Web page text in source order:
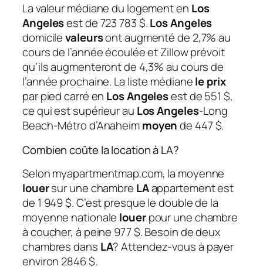
La valeur médiane du logement en Los
Angelesest de 723 783 $.Los Angeles
domicilevaleursont augmenté de 2,7% au
cours de l’année écoulée et Zillow prévoit
qu’ils augmenteront de 4,3% au cours de
l’année prochaine. La liste médianele prix
par pied carré en Los Angelesest de 551 $,
ce qui est supérieur au Los Angeles-Long
Beach-Métro d’Anaheimmoyende 447 $.
Combien coûte la location à LA?
Selon myapartmentmap.com, la moyenne
louersur une chambre LAappartement est
de 1 949 $. C’est presque le double de la
moyenne nationale louerpour une chambre
à coucher, à peine 977 $. Besoin de deux
chambres dans LA? Attendez-vous à payer
environ 2846 $.